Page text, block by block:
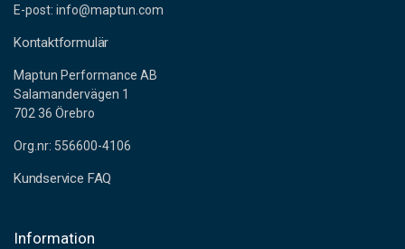
E-post: info@maptun.com
Kontaktformulär
Maptun Performance AB
Salamandervägen 1
702 36 Örebro
Org.nr: 556600-4106
Kundservice FAQ
Information